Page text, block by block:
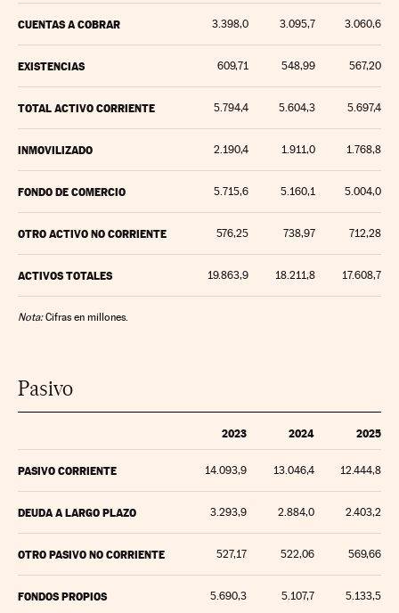
CUENTAS A COBRAR 3.398,0 3.095,7 3.060,6
EXISTENCIAS 609,71 548,99 567,20
TOTAL ACTIVO CORRIENTE 5.794,4 5.604,3 5.697,4
INMOVILIZADO 2.190,4 1.911,0 1.768,8
FONDO DE COMERCIO 5.715,6 5.160,1 5.004,0
OTRO ACTIVO NO CORRIENTE 576,25 738,97 712,28
ACTIVOS TOTALES 19.863,9 18.211,8 17.608,7
Nota:Cifras en millones.
Pasivo
2023 2024 2025
PASIVO CORRIENTE 14.093,9 13.046,4 12.444,8
DEUDA A LARGO PLAZO 3.293,9 2.884,0 2.403,2
OTRO PASIVO NO CORRIENTE 527,17 522,06 569,66
FONDOS PROPIOS 5.690,3 5.107,7 5.133,5